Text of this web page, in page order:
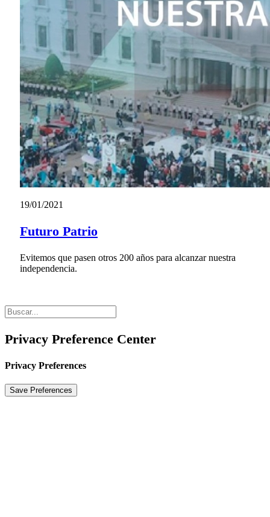
19/01/2021
Futuro Patrio
Evitemos que pasen otros 200 años para alcanzar nuestra
independencia.
Privacy Preference Center
Privacy Preferences